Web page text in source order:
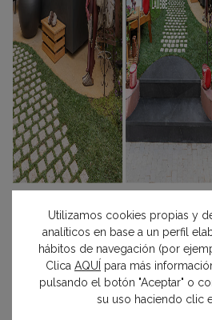
del Panel de
Utilizamos cookies propias y
analíticos en base a un perfil
hábitos de navegación (por
Clica AQUÍ para más
pulsando el botón "Aceptar" o
su uso haciendo clic